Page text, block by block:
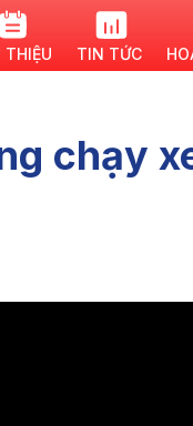
THIỆU TIN TỨC
chạy